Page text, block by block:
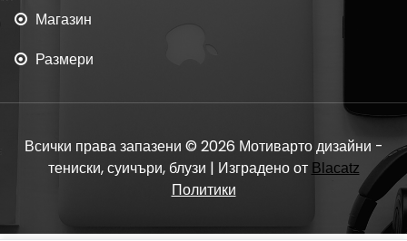
Магазин
Размери
Всички права запазени © 2026 Мотиварто дизайни -
тениски, суичъри, блузи | Изградено от Blacatz
Политики